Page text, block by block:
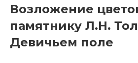
Возложение
памятнику Л.Н.
Девичьем поле